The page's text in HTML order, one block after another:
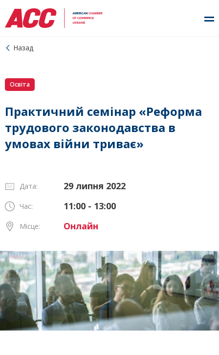
Назад
Освіта
Практичний семінар «Реформа
трудового законодавства в
умовах війни триває»
Дата: 29 липня 2022
Час: 11:00 - 13:00
Місце: Онлайн